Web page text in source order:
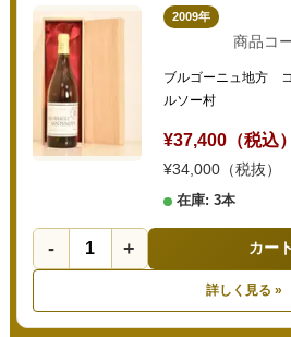
2009年
商品コ
ブルゴーニュ地方
ルソー村
¥37,400（税込）
¥34,000（税抜）
在庫: 3本
- + カー
詳しく見る »